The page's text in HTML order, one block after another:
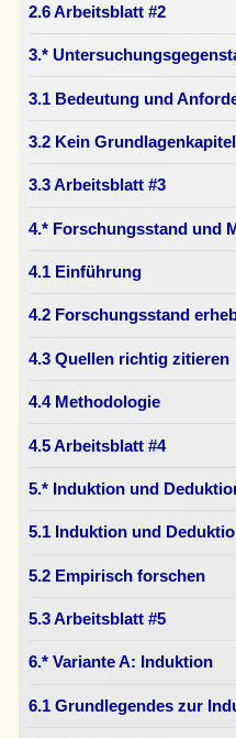
2.6 Arbeitsblatt #2
3.*
3.1 Bedeutung und
3.2 Kein Grundlagenkapitel
3.3 Arbeitsblatt #3
4.* Forschungsstand und
4.1 Einführung
4.2 Forschungsstand
4.3 Quellen richtig zitieren
4.4 Methodologie
4.5 Arbeitsblatt #4
5.* Induktion und
5.1 Induktion und
5.2 Empirisch forschen
5.3 Arbeitsblatt #5
6.* Variante A: Induktion
6.1 Grundlegendes zur